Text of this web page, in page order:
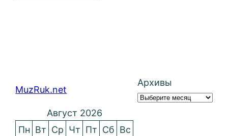
MuzRuk.net
Архивы
Август 2026
Пн Вт Ср Чт Пт Сб Вс